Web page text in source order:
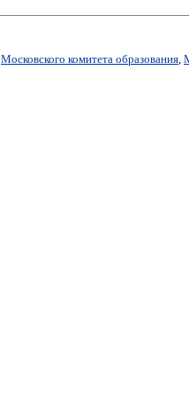
Московского комитета образования,